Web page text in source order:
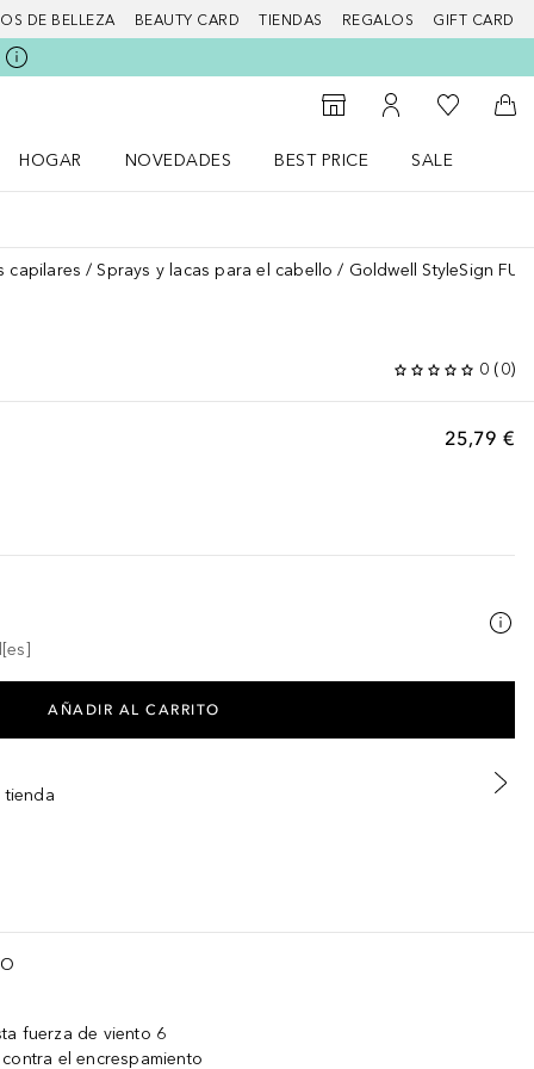
DE BELLEZA BEAUTY CARD TIENDAS REGALOS GIFT CARD
Al Storefinder
Mi cuenta
Mi lista de
A
HOGAR
NOVEDADES
BEST PRICE
SALE
capilares Sprays y lacas para el cabello Goldwell StyleSign
0 (0)
25,79 €
AÑADIR AL CARRITO
tienda
fuerza de viento 6
el encrespamiento